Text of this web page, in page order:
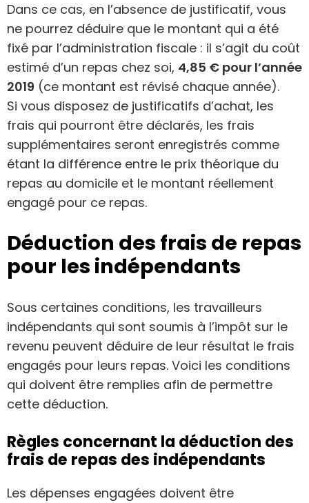
Dans ce cas, en l’absence de justificatif, vous
ne pourrez déduire que le montant qui a été
fixé par l’administration fiscale : il s’agit du coût
estimé d’un repas chez soi, 4,85 € pour l’année
2019 (ce montant est révisé chaque année).
Si vous disposez de justificatifs d’achat, les
frais qui pourront être déclarés, les frais
supplémentaires seront enregistrés comme
étant la différence entre le prix théorique du
repas au domicile et le montant réellement
engagé pour ce repas.
Déduction des frais de repas
pour les indépendants
Sous certaines conditions, les travailleurs
indépendants qui sont soumis à l’impôt sur le
revenu peuvent déduire de leur résultat le frais
engagés pour leurs repas. Voici les conditions
qui doivent être remplies afin de permettre
cette déduction.
Règles concernant la déduction des
frais de repas des indépendants
Les dépenses engagées doivent être